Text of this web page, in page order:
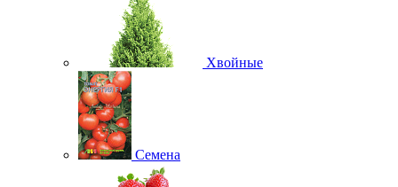
Хвойные
Семена